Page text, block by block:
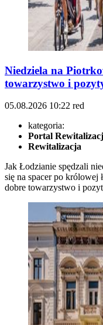
Niedziela na
towarzystwo i
05.08.2026 10:22 red
kategoria:
Portal
Rewitalizacja
Jak Łodzianie spędzali
się na spacer po królowej
dobre towarzystwo i